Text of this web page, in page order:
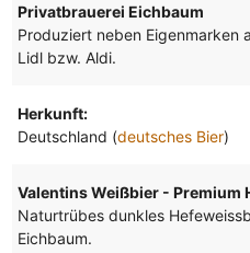
Privatbrauerei Eichbaum
Produziert neben Eigenmarken
Lidl bzw. Aldi.
Herkunft:
Deutschland (deutsches Bier)
Valentins Weißbier - Premium
Naturtrübes dunkles
Eichbaum.